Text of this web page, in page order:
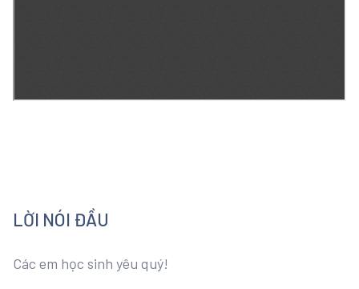
LỜI NÓI ĐẦU
Các em học sinh yêu quý!